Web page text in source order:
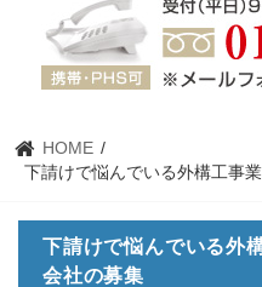
HOME
下請けで悩んでいる外構工事
下請けで悩んでいる外
会社の募集